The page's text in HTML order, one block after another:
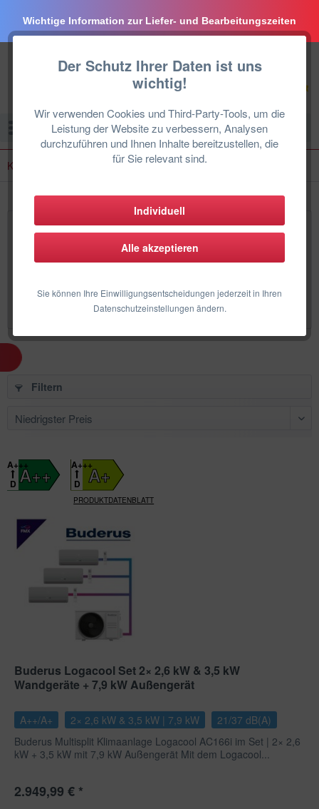
Wichtige Information zur Liefer- und Bearbeitungszeiten
Menü
Der Schutz Ihrer Daten ist uns
wichtig!
Wir verwenden Cookies und Third-Party-Tools, um die
Leistung der Website zu verbessern, Analysen
durchzuführen und Ihnen Inhalte bereitzustellen, die
für Sie relevant sind.
Individuell
Alle akzeptieren
Sie können Ihre Einwilligungsentscheidungen jederzeit in Ihren
Datenschutzeinstellungen ändern.
Klimaanlage für 120 m²
Klimaanlage - 120 m²
Sie benötigen eine (Split-) Klimaanlage für 120 qm ? Hier
Ihre Wohnung, für Ihr Haus oder für Ihr Büro. In der unten
stehenden Auswahl...mehr erfahren »
Filtern
A++
A+++
D
A+
A+++
D
PRODUKTDATENBLATT
Buderus Logacool Set 2× 2,6 kW & 3,5 kW
Wandgeräte + 7,9 kW Außengerät
A++/A+ 2× 2,6 kW & 3,5 kW | 7,9 kW
21/37 dB(A)
Buderus Multisplit Klimaanlage Logacool AC166i im Set | 2× 2,6
kW + 3,5 kW mit 7,9 kW Außengerät Mit dem Logacool...
2.949,99 € *